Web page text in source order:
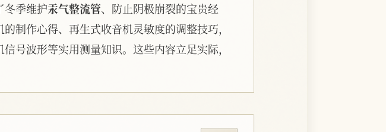
冬季维护汞气整流管、防止阴极崩裂的宝贵经
制作心得、再生式收音机灵敏度的调整技巧，
号波形等实用测量知识。这些内容立足实际，